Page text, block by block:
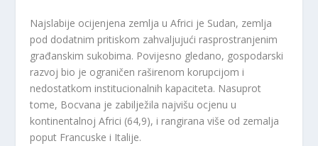
Najslabije ocijenjena zemlja u Africi je Sudan, zemlja
pod dodatnim pritiskom zahvaljujući rasprostranjenim
građanskim sukobima. Povijesno gledano, gospodarski
razvoj bio je ograničen raširenom korupcijom i
nedostatkom institucionalnih kapaciteta. Nasuprot
tome, Bocvana je zabilježila najvišu ocjenu u
kontinentalnoj Africi (64,9), i rangirana više od zemalja
poput Francuske i Italije.